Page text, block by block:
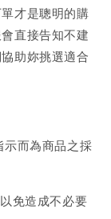
才是聰明的購
直接告知不建
助妳挑選適合
示而為商品之採
免造成不必要